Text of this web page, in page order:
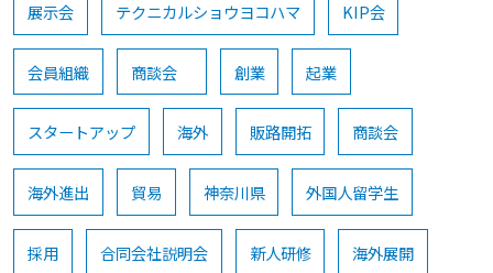
展示会 テクニカルショウヨコハマ KIP会
会員組織 商談会 創業 起業
スタートアップ 海外 販路開拓 商談会
海外進出 貿易 神奈川県 外国人留学生
採用 合同会社説明会 新人研修 海外展開